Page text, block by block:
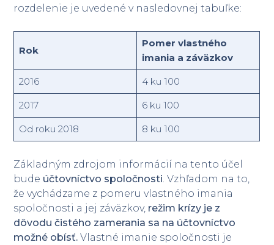
rozdelenie je uvedené v nasledovnej tabuľke:
Rok
Pomer vlastného
imania a záväzkov
2016 4 ku 100
2017 6 ku 100
Od roku 2018 8 ku 100
Základným zdrojom informácií na tento účel
bude účtovníctvo spoločnosti. Vzhľadom na to,
že vychádzame z pomeru vlastného imania
spoločnosti a jej záväzkov, režim krízy je z
dôvodu čistého zamerania sa na účtovníctvo
možné obísť. Vlastné imanie spoločnosti je